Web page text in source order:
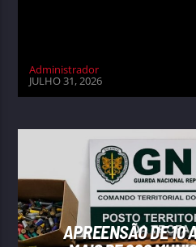
Administrador
JULHO 31, 2026
APREENSÃO DE 10